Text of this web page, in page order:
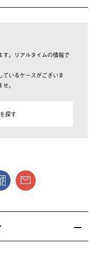
す。リアルタイムの情報で
ているケースがございま
。
探す